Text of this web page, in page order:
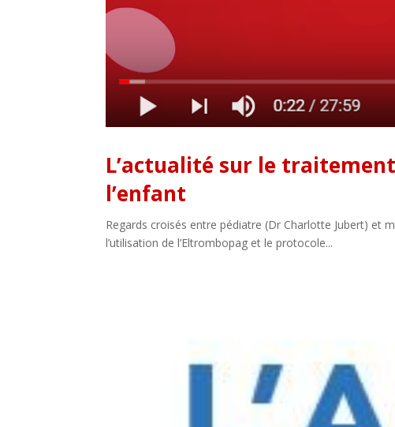
L’actualité sur le
l’enfant
Regards croisés entre pédiatre (Dr Charlotte Jubert) et
l’utilisation de l’Eltrombopag et le protocole...